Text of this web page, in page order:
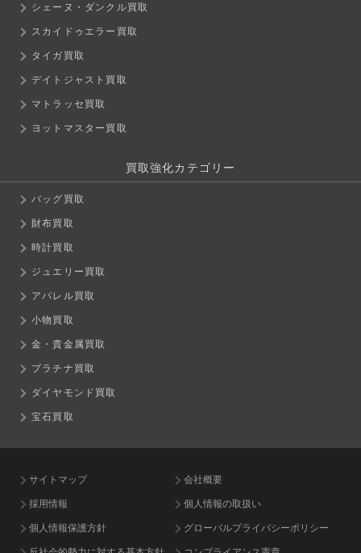
シェーヌ・ダンクル買取
スカイドゥエラー買取
タイガ買取
デイトジャスト買取
マトラッセ買取
ヨットマスター買取
買取強化カテゴリー
バッグ買取
財布買取
時計買取
ジュエリー買取
アパレル買取
小物買取
金・貴金属買取
プラチナ買取
ダイヤモンド買取
宝石買取
サイトマップ 会社概要
採用情報 個人情報の取扱い
個人情報保護方針 グローバルプライバシーポリシー